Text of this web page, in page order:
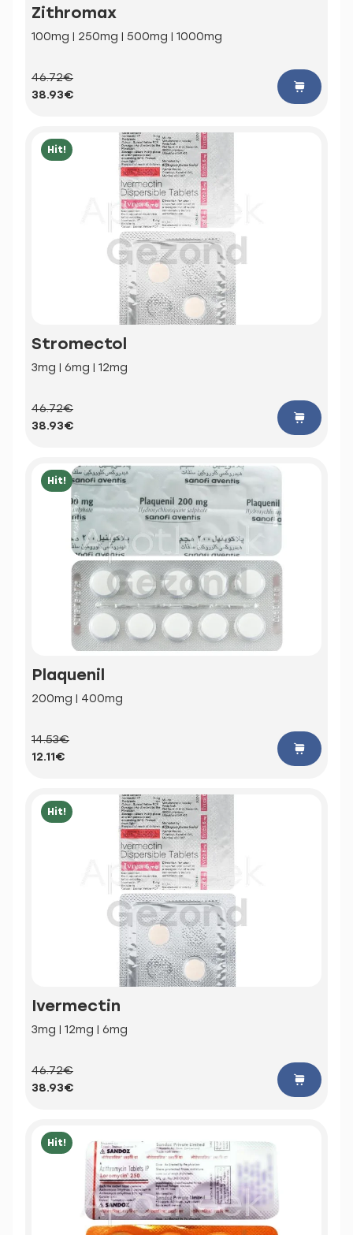
Zithromax
100mg | 250mg | 500mg | 1000mg
46.72€
38.93€
Hit!
Stromectol
3mg | 6mg | 12mg
46.72€
38.93€
Hit!
Plaquenil
200mg | 400mg
14.53€
12.11€
Hit!
Ivermectin
3mg | 12mg | 6mg
46.72€
38.93€
Hit!